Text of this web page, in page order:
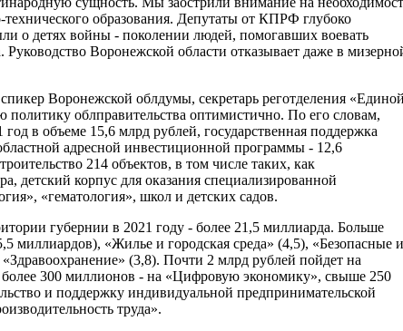
образования. Депутаты от КПРФ глубоко
о детях войны - поколении людей, помогавших воевать
Воронежской области отказывает даже в
Воронежской облдумы, секретарь реготделения «Единой
облправительства оптимистично. По его словам,
в объеме 15,6 млрд рублей, государственная поддержка
адресной инвестиционной программы - 12,6
214 объектов, в том числе таких, как
детский корпус для оказания специализированной
«гематология», школ и детских садов.
губернии в 2021 году - более 21,5 миллиарда. Больше
миллиардов), «Жилье и городская среда» (4,5), «Безопасные и
(3,8). Почти 2 млрд рублей пойдет на
300 миллионов - на «Цифровую экономику», свыше 250
и поддержку индивидуальной предпринимательской
труда».